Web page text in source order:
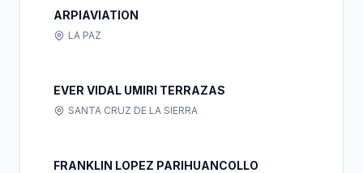
ARPIAVIATION
LA PAZ
EVER VIDAL UMIRI TERRAZAS
SANTA CRUZ DE LA SIERRA
FRANKLIN LOPEZ PARIHUANCOLLO